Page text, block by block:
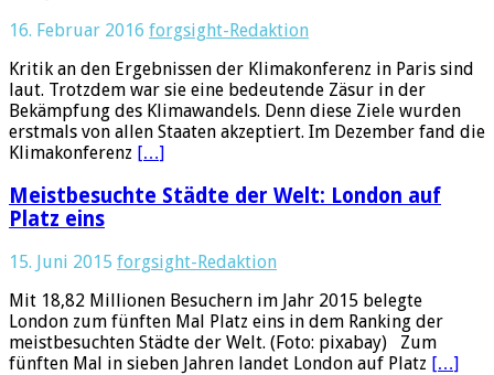
16. Februar 2016 forgsight-Redaktion
Kritik an den Ergebnissen der Klimakonferenz in Paris sind
laut. Trotzdem war sie eine bedeutende Zäsur in der
Bekämpfung des Klimawandels. Denn diese Ziele wurden
erstmals von allen Staaten akzeptiert. Im Dezember fand die
Klimakonferenz […]
Meistbesuchte Städte der Welt: London auf
Platz eins
15. Juni 2015 forgsight-Redaktion
Mit 18,82 Millionen Besuchern im Jahr 2015 belegte
London zum fünften Mal Platz eins in dem Ranking der
meistbesuchten Städte der Welt. (Foto: pixabay) Zum
fünften Mal in sieben Jahren landet London auf Platz […]